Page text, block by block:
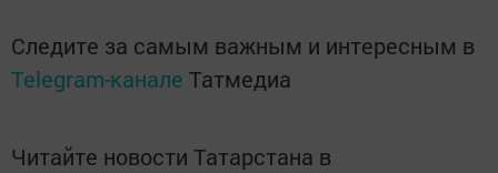
Следите за самым важным и интересным в
Telegram-канале Татмедиа
Читайте новости Татарстана в